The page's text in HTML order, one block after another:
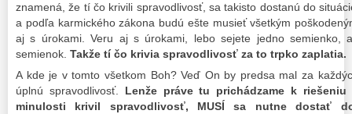
znamená, že tí čo krivili spravodlivosť, sa takisto dostanú do
a podľa karmického zákona budú ešte musieť všetkým
aj s úrokami. Veru aj s úrokami, lebo sejete jedno semienko,
semienok. Takže tí čo krivia spravodlivosť za to trpko zaplatia.
A kde je v tomto všetkom Boh? Veď On by predsa mal za
úplnú spravodlivosť. Lenže práve tu prichádzame k riešeniu
minulosti krivil spravodlivosť, MUSÍ sa nutne dostať